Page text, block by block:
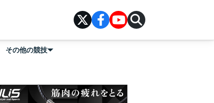
その他の競技